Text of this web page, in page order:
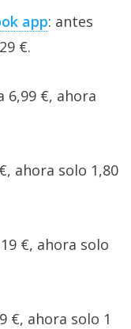
app: antes
€.
6,99 €, ahora
ahora solo 1,80
€, ahora solo
€, ahora solo 1